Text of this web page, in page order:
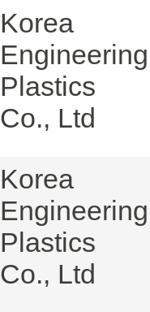
Korea
Engineering
Plastics
Co., Ltd
Korea
Engineering
Plastics
Co., Ltd